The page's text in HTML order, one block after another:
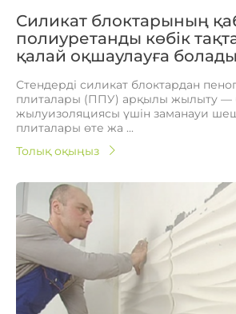
Силикат блоктарының
полиуретанды көбік
қалай оқшаулауға болады
Стендерді силикат блоктардан
плиталары (ППУ) арқылы жылыту —
жылуизоляциясы үшін заманауи
плиталары өте жа ...
Толық оқыңыз